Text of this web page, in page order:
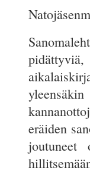
eräiden
joutuneet